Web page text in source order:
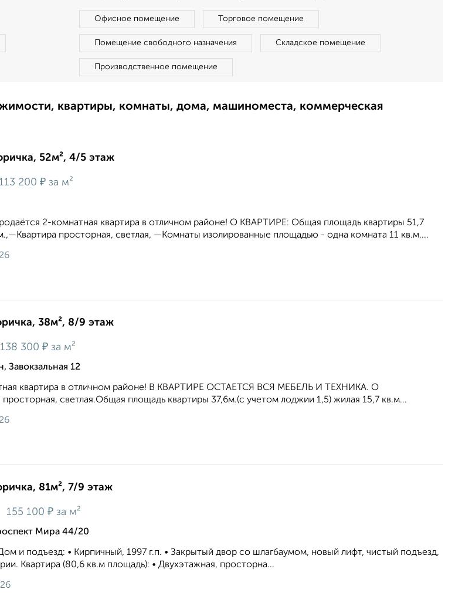
Офисное помещение Торговое помещение
Помещение свободного назначения Складское помещение
Производственное помещение
квартиры, комнаты, дома, машиноместа, коммерческая
52м², 4/5 этаж
113 200 ₽ за м²
2-кoмнатная квартира в отличнoм рaйоне! О КBАPТИРE: Общая площадь квартиры 51,7
просторная, светлая, —Koмнaты изoлиpoванные площaдью - одна комната 11 кв.м....
38м², 8/9 этаж
138 300 ₽ за м²
Завокзальная 12
квартира в отличнoм рaйоне! В КВАРТИРЕ ОСТАЕТСЯ ВСЯ МЕБЕЛЬ И ТЕХНИКА. О
светлая.Общая площадь квартиры 37,6м.(с учетом лоджии 1,5) жилая 15,7 кв.м...
81м², 7/9 этаж
155 100 ₽ за м²
Мира 44/20
и подъезд: • Кирпичный, 1997 г.п. • Закрытый двор со шлагбаумом, новый лифт, чистый подъезд,
Квартира (80,6 кв.м площадь): • Двухэтажная, просторна...